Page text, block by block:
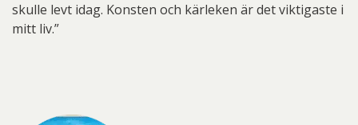
skulle levt idag. Konsten och kärleken är det viktigaste i
mitt liv.”